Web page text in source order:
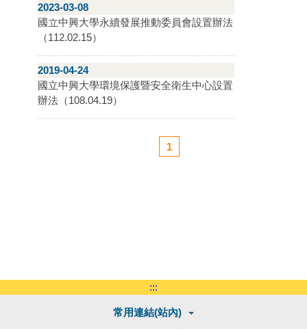
2023-03-08
國立中興大學永續發展推動委員會設置辦法
（112.02.15）
2019-04-24
國立中興大學環境保護暨安全衛生中心設置
辦法（108.04.19）
1
:::
常用連結(站內)